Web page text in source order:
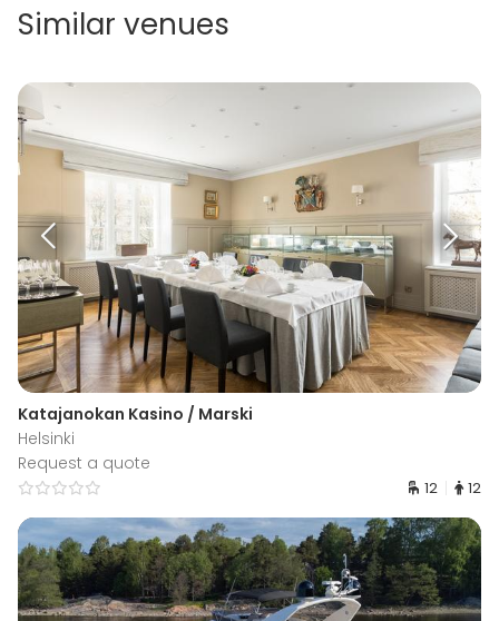
Similar venues
Katajanokan Kasino / Marski
Helsinki
Request a quote
12 12